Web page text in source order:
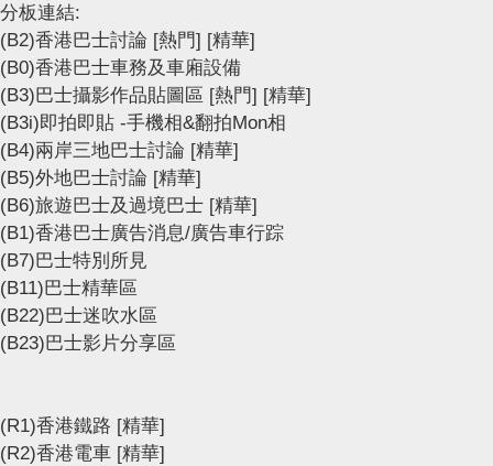
分板連結:
(B2)香港巴士討論 [熱門] [精華]
(B0)香港巴士車務及車廂設備
(B3)巴士攝影作品貼圖區 [熱門] [精華]
(B3i)即拍即貼 -手機相&翻拍Mon相
(B4)兩岸三地巴士討論 [精華]
(B5)外地巴士討論 [精華]
(B6)旅遊巴士及過境巴士 [精華]
(B1)香港巴士廣告消息/廣告車行踪
(B7)巴士特別所見
(B11)巴士精華區
(B22)巴士迷吹水區
(B23)巴士影片分享區
(R1)香港鐵路 [精華]
(R2)香港電車 [精華]